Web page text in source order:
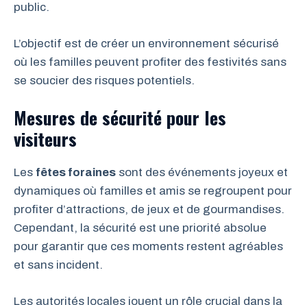
public.
L’objectif est de créer un environnement sécurisé
où les familles peuvent profiter des festivités sans
se soucier des risques potentiels.
Mesures de sécurité pour les
visiteurs
Les fêtes foraines sont des événements joyeux et
dynamiques où familles et amis se regroupent pour
profiter d’attractions, de jeux et de gourmandises.
Cependant, la sécurité est une priorité absolue
pour garantir que ces moments restent agréables
et sans incident.
Les autorités locales jouent un rôle crucial dans la